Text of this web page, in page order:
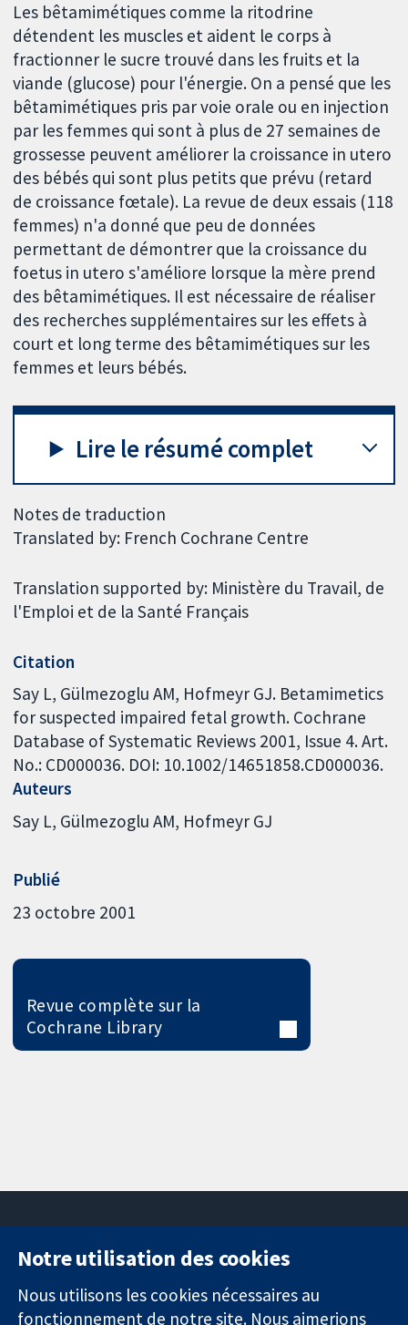
Les bêtamimétiques comme la ritodrine
détendent les muscles et aident le corps à
fractionner le sucre trouvé dans les fruits et la
viande (glucose) pour l'énergie. On a pensé que les
bêtamimétiques pris par voie orale ou en injection
par les femmes qui sont à plus de 27 semaines de
grossesse peuvent améliorer la croissance in utero
des bébés qui sont plus petits que prévu (retard
de croissance fœtale). La revue de deux essais (118
femmes) n'a donné que peu de données
permettant de démontrer que la croissance du
foetus in utero s'améliore lorsque la mère prend
des bêtamimétiques. Il est nécessaire de réaliser
des recherches supplémentaires sur les effets à
court et long terme des bêtamimétiques sur les
femmes et leurs bébés.
Lire le résumé complet
Notes de traduction
Translated by: French Cochrane Centre
Translation supported by: Ministère du Travail, de
l'Emploi et de la Santé Français
Citation
Say L, Gülmezoglu AM, Hofmeyr GJ. Betamimetics
for suspected impaired fetal growth. Cochrane
Database of Systematic Reviews 2001, Issue 4. Art.
No.: CD000036. DOI: 10.1002/14651858.CD000036.
Auteurs
Say L Gülmezoglu AM Hofmeyr GJ
Publié
23 octobre 2001
Revue complète sur la
Cochrane Library
Des données
11-13 Cavendish
Square
Londres
nous
Actualités
Notre utilisation des cookies
Nous utilisons les cookies nécessaires au
fonctionnement de notre site. Nous aimerions